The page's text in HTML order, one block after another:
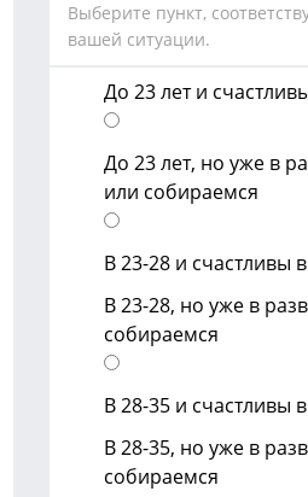
Выберите пункт,
вашей ситуации.
До 23 лет и
До 23 лет, но уже в
или собираемся
В 23-28 и счастливы
В 23-28, но уже в
собираемся
В 28-35 и счастливы
В 28-35, но уже в
собираемся